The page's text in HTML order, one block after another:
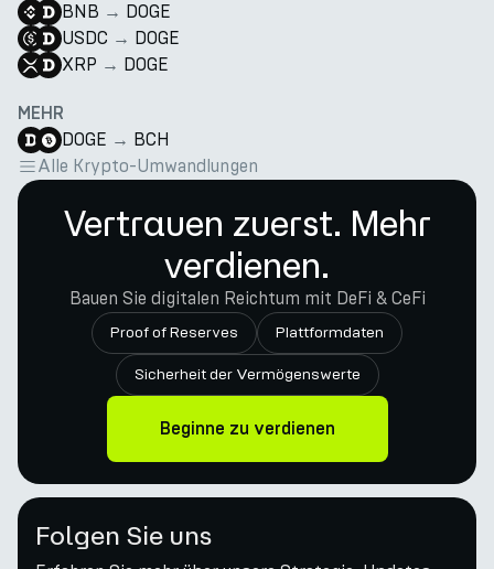
BNB → DOGE
USDC → DOGE
XRP → DOGE
MEHR
DOGE → BCH
Alle Krypto-Umwandlungen
Vertrauen zuerst. Mehr
verdienen.
Bauen Sie digitalen Reichtum mit DeFi & CeFi
Proof of Reserves Plattformdaten
Sicherheit der Vermögenswerte
Beginne zu verdienen
Folgen Sie uns